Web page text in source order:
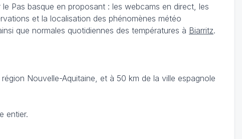
Pas basque en proposant : les webcams en direct, les
et la localisation des phénomènes météo
que normales quotidiennes des températures à Biarritz.
Nouvelle-Aquitaine, et à 50 km de la ville espagnole
entier.